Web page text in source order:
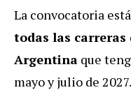
La convocatoria
todas las carreras
Argentina que
mayo y julio de 2027.